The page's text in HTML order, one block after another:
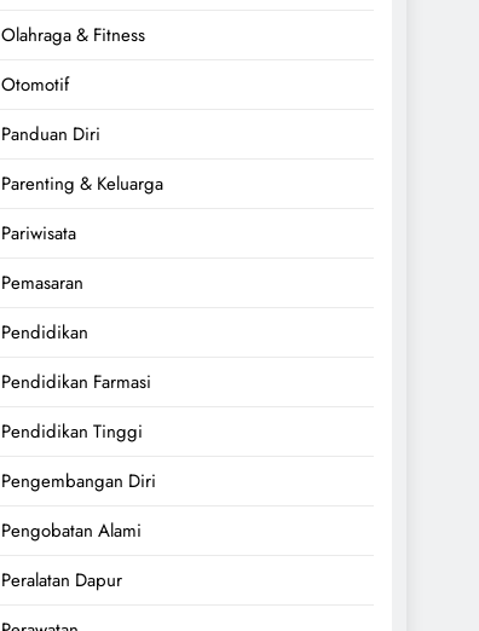
Olahraga & Fitness
Otomotif
Panduan Diri
Parenting & Keluarga
Pariwisata
Pemasaran
Pendidikan
Pendidikan Farmasi
Pendidikan Tinggi
Pengembangan Diri
Pengobatan Alami
Peralatan Dapur